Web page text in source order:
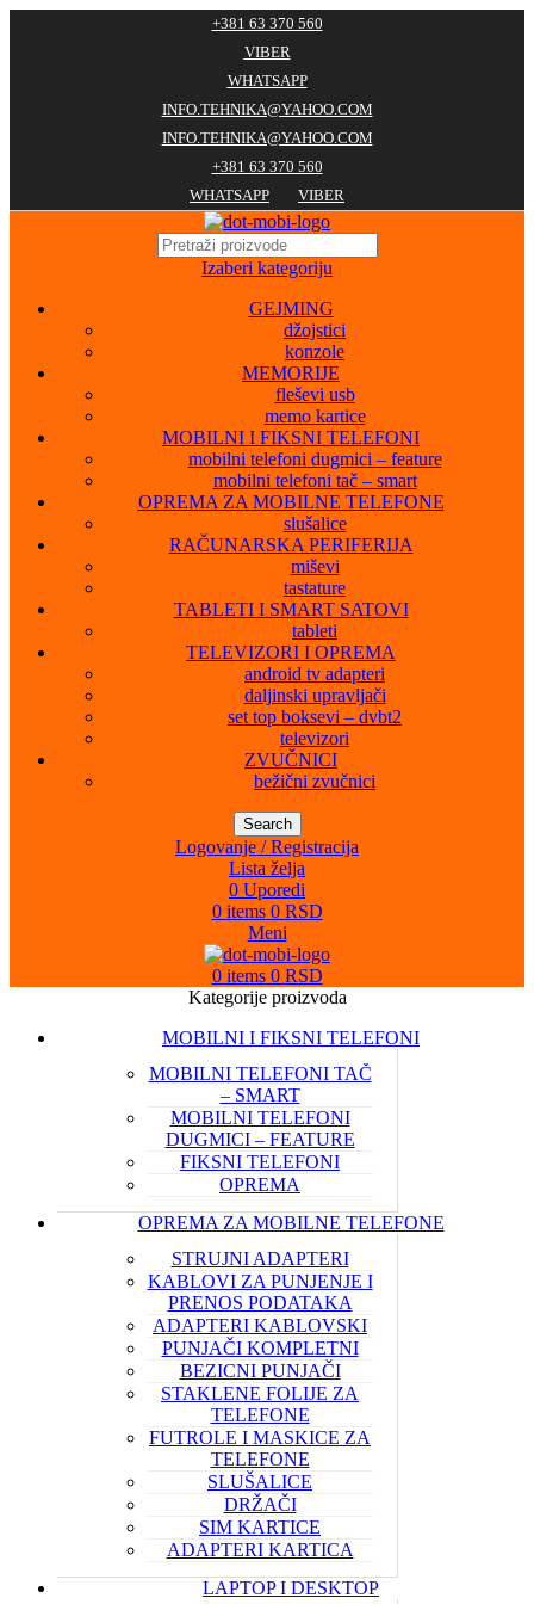
+381 63 370 560
VIBER
WHATSAPP
INFO.TEHNIKA@YAHOO.COM
INFO.TEHNIKA@YAHOO.COM
+381 63 370 560
WHATSAPP
VIBER
Izaberi kategoriju
GEJMING
džojstici
konzole
MEMORIJE
fleševi usb
memo kartice
MOBILNI I FIKSNI TELEFONI
mobilni telefoni dugmici – feature
mobilni telefoni tač – smart
OPREMA ZA MOBILNE TELEFONE
slušalice
RAČUNARSKA PERIFERIJA
miševi
tastature
TABLETI I SMART SATOVI
tableti
TELEVIZORI I OPREMA
android tv adapteri
daljinski upravljači
set top boksevi – dvbt2
televizori
ZVUČNICI
bežični zvučnici
Search
Logovanje / Registracija
Lista želja
0 Uporedi
0 items 0 RSD
Meni
0 items 0 RSD
Kategorije proizvoda
MOBILNI I FIKSNI TELEFONI
MOBILNI TELEFONI TAČ
– SMART
MOBILNI TELEFONI
DUGMICI – FEATURE
FIKSNI TELEFONI
OPREMA
OPREMA ZA MOBILNE TELEFONE
STRUJNI ADAPTERI
KABLOVI ZA PUNJENJE I
PRENOS PODATAKA
ADAPTERI KABLOVSKI
PUNJAČI KOMPLETNI
BEZICNI PUNJAČI
STAKLENE FOLIJE ZA
TELEFONE
FUTROLE I MASKICE ZA
TELEFONE
SLUŠALICE
DRŽAČI
SIM KARTICE
ADAPTERI KARTICA
LAPTOP I DESKTOP